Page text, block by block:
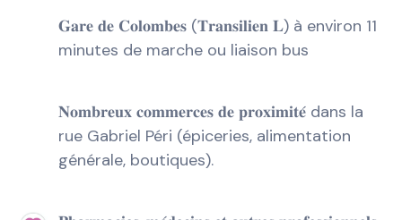
𝐆𝐚𝐫𝐞 𝐝𝐞 𝐂𝐨𝐥𝐨𝐦𝐛𝐞𝐬 (𝐓𝐫𝐚𝐧𝐬𝐢𝐥𝐢𝐞𝐧 𝐋) à environ 11
minutes de marche ou liaison bus
𝐍𝐨𝐦𝐛𝐫𝐞𝐮𝐱 𝐜𝐨𝐦𝐦𝐞𝐫𝐜𝐞𝐬 𝐝𝐞 𝐩𝐫𝐨𝐱𝐢𝐦𝐢𝐭𝐞́ dans la
rue Gabriel Péri (épiceries, alimentation
générale, boutiques).